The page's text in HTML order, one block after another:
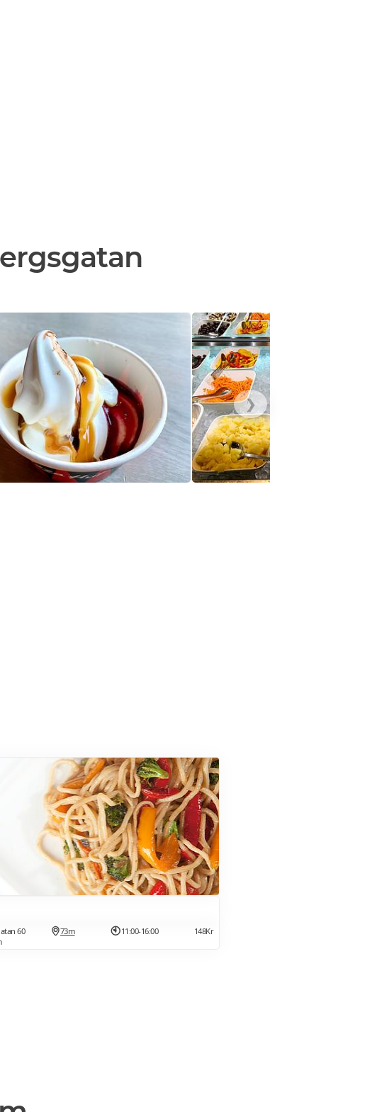
❯
60
73m 11:00-16:00 148Kr